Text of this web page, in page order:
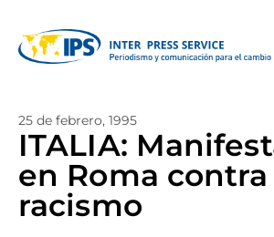
25 de febrero, 1995
ITALIA:
en Roma contra
racismo